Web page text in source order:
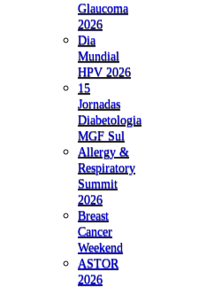
Glaucoma
2026
Dia
Mundial
HPV 2026
15
Jornadas
Diabetologia
MGF Sul
Allergy &
Respiratory
Summit
2026
Breast
Cancer
Weekend
ASTOR
2026